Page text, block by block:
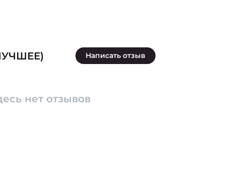
Написать отзыв
нет отзывов